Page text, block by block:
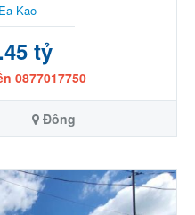
Kao
tỷ
0877017750
Đông